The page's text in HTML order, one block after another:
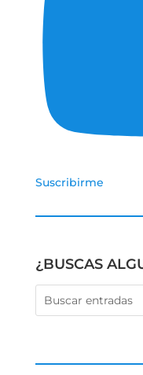
Suscribirme
¿BUSCAS